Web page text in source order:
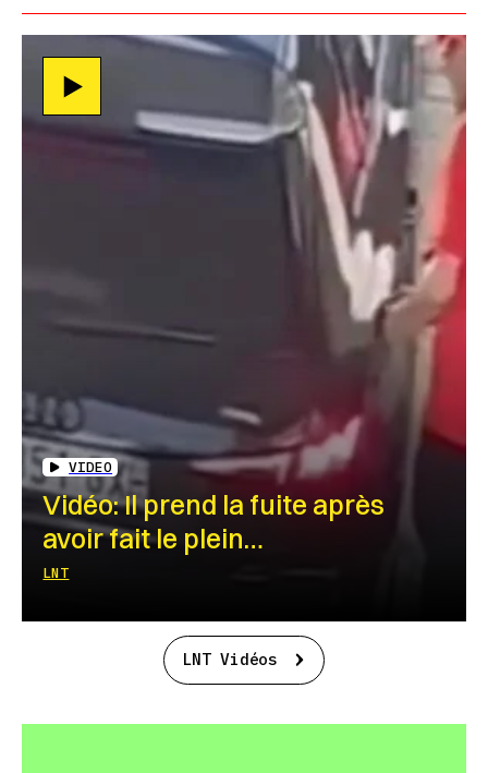
VIDEO
Vidéo: Il prend la fuite après
avoir fait le plein…
LNT
LNT Vidéos